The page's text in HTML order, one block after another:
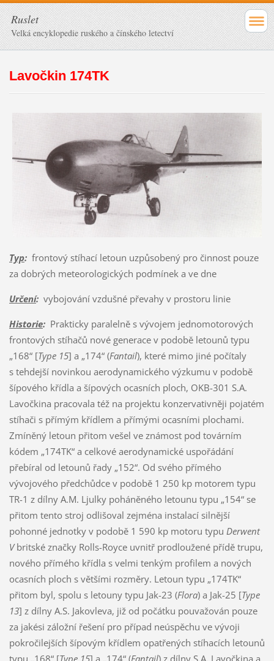
Ruslet
Velká encyklopedie ruského a čínského letectví
Lavočkin 174TK
Typ:frontový stíhací letoun uzpůsobený pro činnost pouze
za dobrých meteorologických podmínek a ve dne
Určení:vybojování vzdušné převahy v prostoru linie
Historie:Prakticky paralelně s vývojem jednomotorových
frontových stíhačů nové generace v podobě letounů typu
„168“ [Type 15] a „174“ (Fantail), které mimo jiné počítaly
s tehdejší novinkou aerodynamického výzkumu v podobě
šípového křídla a šípových ocasních ploch, OKB-301 S.A.
Lavočkina pracovala též na projektu konzervativněji pojatém
stíhači s přímým křídlem a přímými ocasními plochami.
Zmíněný letoun přitom vešel ve známost pod továrním
kódem „174TK“ a celkové aerodynamické uspořádání
přebíral od letounů řady „152“. Od svého přímého
vývojového předchůdce v podobě 1 250 kp motorem typu
TR-1 z dílny A.M. Ljulky poháněného letounu typu „154“ se
přitom tento stroj odlišoval zejména instalací silnější
pohonné jednotky v podobě 1 590 kp motoru typu Derwent
Vbritské značky Rolls-Royce uvnitř prodloužené přídě trupu,
nového přímého křídla s velmi tenkým profilem a nových
ocasních ploch s většími rozměry. Letoun typu „174TK“
přitom byl, spolu s letouny typu Jak-23 (Flora) a Jak-25 [Type
13] z dílny A.S. Jakovleva, již od počátku pouvažován pouze
za jakési záložní řešení pro případ neúspěchu ve vývoji
pokročilejších šípovým křídlem opatřených stíhacích letounů
typu „168“ [Type 15] a „174“ (Fantail) z dílny S.A. Lavočkina a